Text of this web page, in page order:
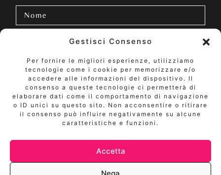
Gestisci Consenso
Per fornire le migliori esperienze, utilizziamo
tecnologie come i cookie per memorizzare e/o
accedere alle informazioni del dispositivo. Il
consenso a queste tecnologie ci permetterà di
elaborare dati come il comportamento di navigazione
o ID unici su questo sito. Non acconsentire o ritirare
il consenso può influire negativamente su alcune
caratteristiche e funzioni.
Accetta
Nega
Dichiaro di aver letto l'informativa sulla privacy ed
esprimo il mio consenso al trattamento dei miei dati
personali da parte di AnnoZero Academy per l'invio di
informazioni su iniziative, aggiornamenti ed offerte, in
ottemperanza a quanto prescritto dal Regolamento UE
679/2016 (c.d. “GDPR”).
Via Venanzio Buzzi, 4 - 20017 Rho (MI)
Tel: 3336822266